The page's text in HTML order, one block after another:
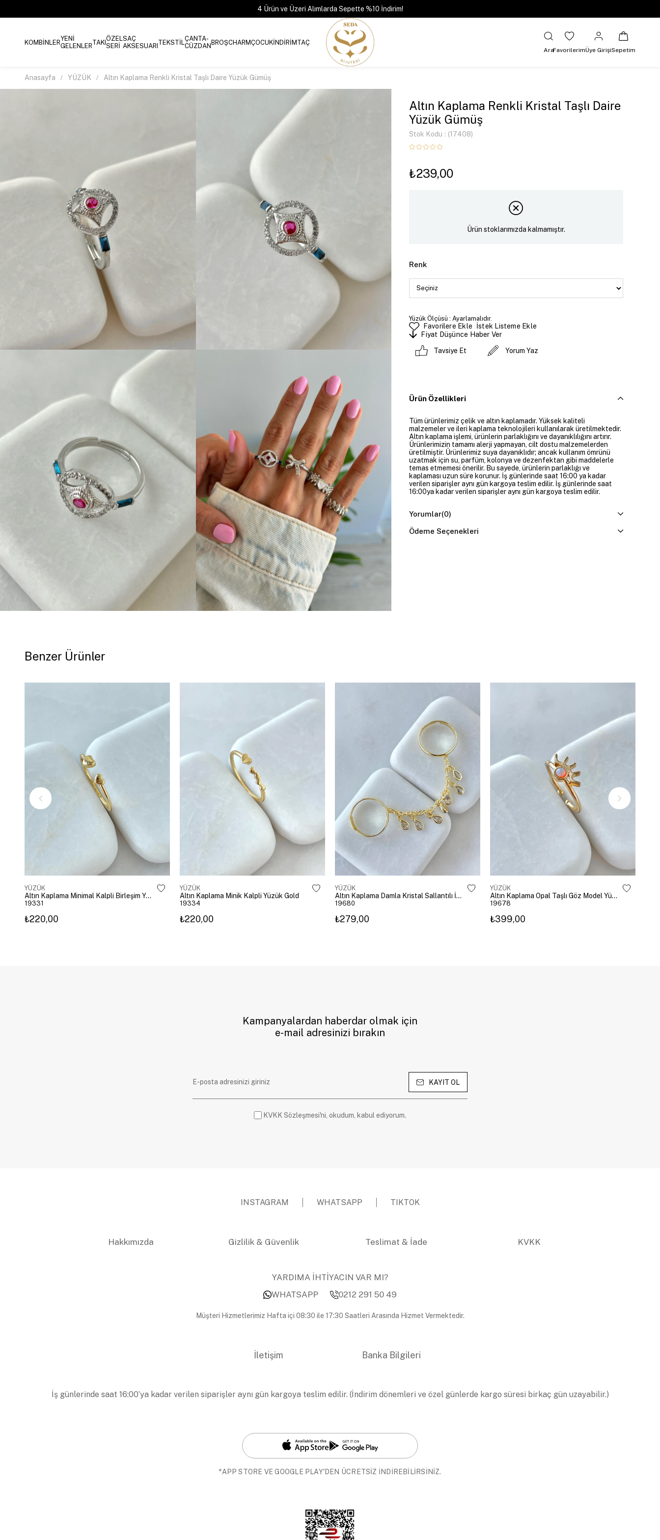
4 Ürün ve Üzeri Alımlarda Sepette %10 İndirim!
KOMBİNLERYENİ
GELENLERTAKIÖZEL
SERİ
SAÇ
AKSESUARI TEKSTİLÇANTA-
CÜZDANBROŞCHARMÇOCUKİNDİRİMTAÇ
AraFavorilerimÜye GirişiSepetim
Anasayfa YÜZÜK Altın Kaplama Renkli Kristal Taşlı Daire Yüzük Gümüş
Altın Kaplama Renkli Kristal Taşlı Daire
Yüzük Gümüş
Stok Kodu (17408)
₺239,00
Ürün stoklarımızda kalmamıştır.
Renk
Yüzük Ölçüsü : Ayarlamalıdır.
Favorilere Ekle
İstek Listeme Ekle
Fiyat Düşünce Haber Ver
Tavsiye Et Yorum Yaz
Ürün Özellikleri
Tüm ürünlerimiz çelik ve altın kaplamadır. Yüksek kaliteli
malzemeler ve ileri kaplama teknolojileri kullanılarak üretilmektedir.
Altın kaplama işlemi, ürünlerin parlaklığını ve dayanıklılığını artırır.
Ürünlerimizin tamamı alerji yapmayan, cilt dostu malzemelerden
üretilmiştir. Ürünlerimiz suya dayanıklıdır; ancak kullanım ömrünü
uzatmak için su, parfüm, kolonya ve dezenfektan gibi maddelerle
temas etmemesi önerilir. Bu sayede, ürünlerin parlaklığı ve
kaplaması uzun süre korunur. İş günlerinde saat 16:00 ya kadar
verilen siparişler aynı gün kargoya teslim edilir. İş günlerinde saat
16:00ya kadar verilen siparişler aynı gün kargoya teslim edilir.
Yorumlar(0)
Ödeme Seçenekleri
Benzer Ürünler
YÜZÜK
Altın Kaplama Minimal Kalpli Birleşim Yüzük Gold
19331
₺220,00
YÜZÜK
Altın Kaplama Minik Kalpli Yüzük Gold
19334
₺220,00
YÜZÜK
Altın Kaplama Damla Kristal Sallantılı İkili Yüzük Gold
19680
₺279,00
YÜZÜK
Altın Kaplama Opal Taşlı Göz Model Yüzük Pembe
19678
₺399,00
Kampanyalardan haberdar olmak için
e-mail adresinizi bırakın
KAYIT OL
KVKK Sözleşmesi'ni, okudum, kabul ediyorum.
INSTAGRAM WHATSAPP TIKTOK
Hakkımızda Gizlilik & Güvenlik Teslimat & İade KVKK
YARDIMA İHTİYACIN VAR MI?
WHATSAPP
0212 291 50 49
Müşteri Hizmetlerimiz Hafta içi 08:30 ile 17:30 Saatleri Arasında Hizmet Vermektedir.
İletişim Banka Bilgileri
İş günlerinde saat 16:00’ya kadar verilen siparişler aynı gün kargoya teslim edilir. (İndirim dönemleri ve özel günlerde kargo süresi birkaç gün uzayabilir.)
*APP STORE VE GOOGLE PLAY'DEN ÜCRETSİZ İNDİREBİLİRSİNİZ.